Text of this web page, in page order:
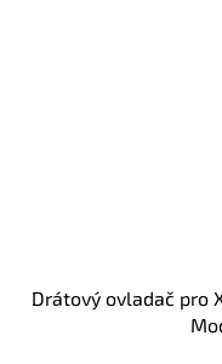
Drátový ovladač pro